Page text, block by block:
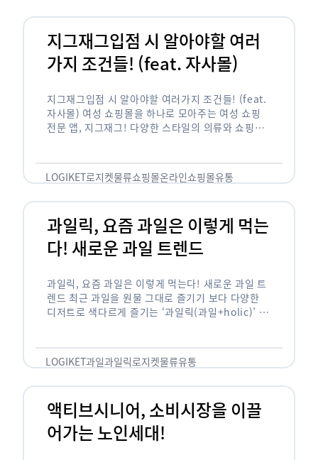
지그재그입점 시 알아야할 여러
가지 조건들! (feat. 자사몰)
지그재그입점 시 알아야할 여러가지 조건들! (feat.
자사몰) 여성 쇼핑몰을 하나로 모아주는 여성 쇼핑
전문 앱, 지그재그! 다양한 스타일의 의류와 쇼핑몰
LOGIKET로지켓물류쇼핑몰온라인쇼핑몰유통
과일릭, 요즘 과일은 이렇게 먹는
다! 새로운 과일 트렌드
과일릭, 요즘 과일은 이렇게 먹는다! 새로운 과일 트
렌드 최근 과일을 원물 그대로 즐기기 보다 다양한
디저트로 색다르게 즐기는 ‘과일릭(과일+holic)’ 트
…
LOGIKET과일과일릭로지켓물류유통
액티브시니어, 소비시장을 이끌
어가는 노인세대!